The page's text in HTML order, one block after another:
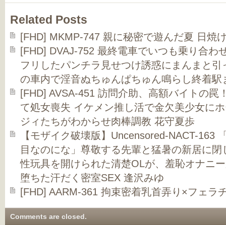
Related Posts
[FHD] MKMP-747 親に秘密で遊んだ夏 日焼
[FHD] DVAJ-752 最終電車でいつも乗り合わ
フリしたパンチラ見せつけ誘惑にまんまと
の車内で淫音ぬちゅんぱちゅん鳴らし終着
[FHD] AVSA-451 訪問介助、高額バイトの罠
て処女喪失 イケメン推し活で金欠美少女に
ジィたちがわからせ肉棒調教 花守夏歩
【モザイク破壊版】Uncensored-NACT-163
目なのにな」尊敬する先輩と猛暑の新居に
性玩具を開けられた清楚OLが、羞恥オナニ
堕ちた汗だく密室SEX 逢沢みゆ
[FHD] AARM-361 拘束密着乳首弄り×フェラ
Comments are closed.